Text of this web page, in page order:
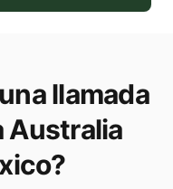
llamada
Australia
?